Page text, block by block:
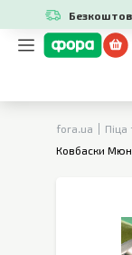
fora.ua Піца
Ковбаски